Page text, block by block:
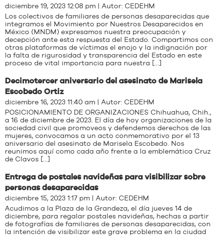
diciembre 19, 2023 12:08 pm | Autor: CEDEHM
Los colectivos de familiares de personas desaparecidas que
integramos el Movimiento por Nuestros Desaparecidos en
México (MNDM) expresamos nuestra preocupación y
decepción ante esta respuesta del Estado. Compartimos con
otras plataformas de víctimas el enojo y la indignación por
la falta de rigurosidad y transparencia del Estado en este
proceso de vital importancia para nuestra […]
Decimotercer aniversario del asesinato de Marisela
Escobedo Ortiz
diciembre 16, 2023 11:40 am | Autor: CEDEHM
POSICIONAMIENTO DE ORGANIZACIONES Chihuahua, Chih.,
a 16 de diciembre de 2023. El día de hoy organizaciones de la
sociedad civil que promoveos y defendemos derechos de las
mujeres, convocamos a un acto conmemorativo por el 13
aniversario del asesinato de Marisela Escobedo. Nos
reunimos aquí como cada año frente a la emblemática Cruz
de Clavos […]
Entrega de postales navideñas para visibilizar sobre
personas desaparecidas
diciembre 15, 2023 1:17 pm | Autor: CEDEHM
Acudimos a la Plaza de la Grandeza, el día jueves 14 de
diciembre, para regalar postales navideñas, hechas a partir
de fotografías de familiares de personas desaparecidas, con
la intención de visibilizar este grave problema en la ciudad